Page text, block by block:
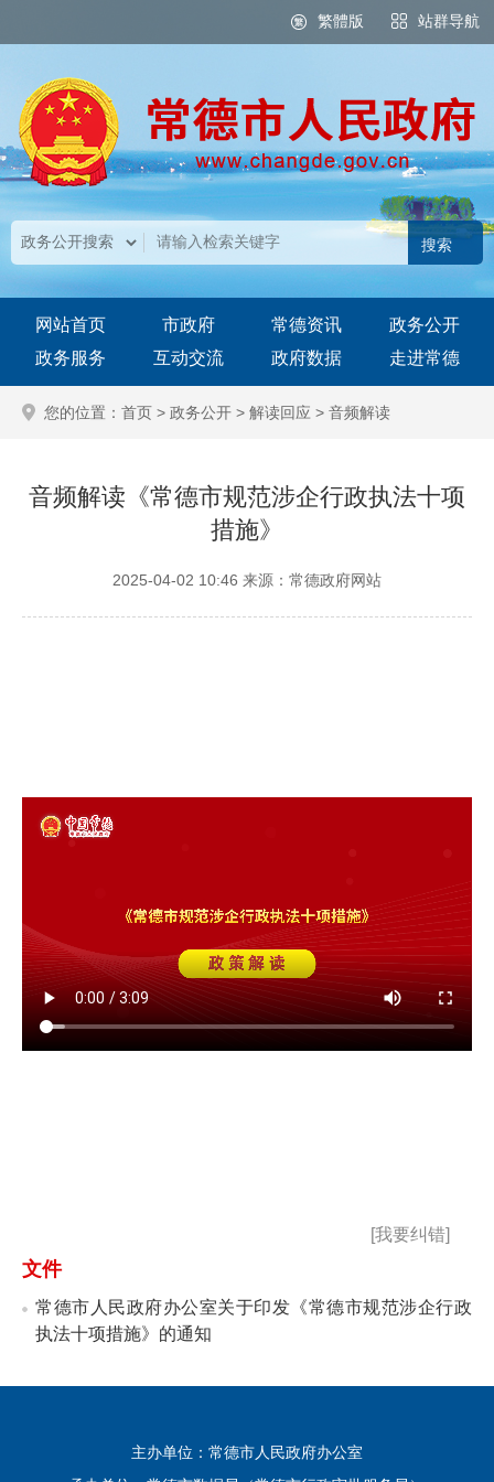
繁體版 站群导航
网站首页 市政府 常德资讯
政务公开
政务服务
互动交流 政府数据 走进常德
您的位置： 首页 > 政务公开 > 解读回应 > 音频解读
音频解读《常德市规范涉企行政执法十项
措施》
2025-04-02 10:46 来源：常德政府网站
[我要纠错]
文件
常德市人民政府办公室关于印发《常德市规范涉企行政
执法十项措施》的通知
主办单位：常德市人民政府办公室